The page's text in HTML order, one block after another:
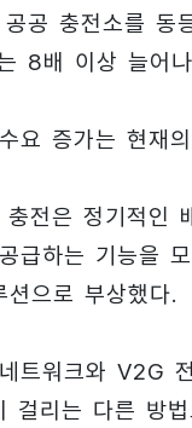
공 충전소를
8배 이상 늘어
요 증가는 현재
전은 정기적인
급하는 기능
으로 부상했다.
트워크와 V2G
걸리는 다른 방